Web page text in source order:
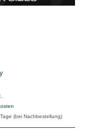
(bei Nachbestellung)